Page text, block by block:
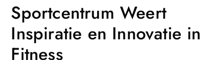
Sportcentrum Weert
Inspiratie en Innovatie in
Fitness